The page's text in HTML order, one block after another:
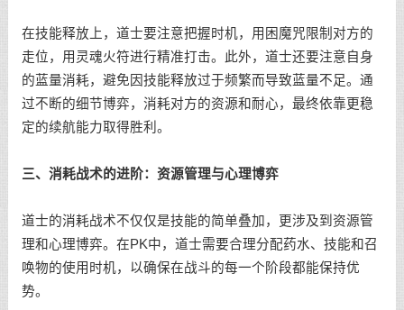
在技能释放上，道士要注意把握时机，用困魔咒限制对方的
走位，用灵魂火符进行精准打击。此外，道士还要注意自身
的蓝量消耗，避免因技能释放过于频繁而导致蓝量不足。通
过不断的细节博弈，消耗对方的资源和耐心，最终依靠更稳
定的续航能力取得胜利。
三、消耗战术的进阶：资源管理与心理博弈
道士的消耗战术不仅仅是技能的简单叠加，更涉及到资源管
理和心理博弈。在PK中，道士需要合理分配药水、技能和召
唤物的使用时机，以确保在战斗的每一个阶段都能保持优
势。